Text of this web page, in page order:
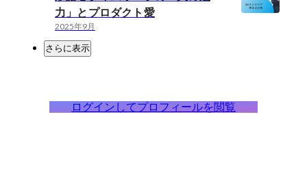
力」とプロダクト愛
2025年9月
さらに表示
ログインしてプロフィールを閲覧